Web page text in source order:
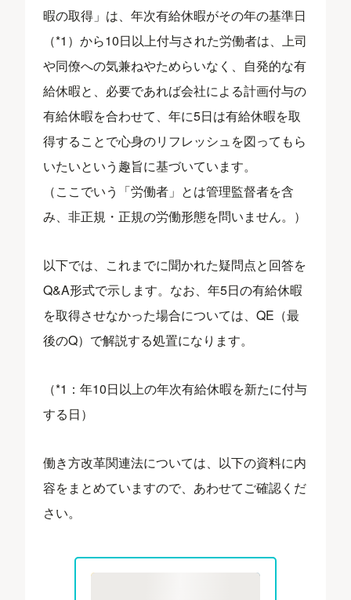
暇の取得」は、年次有給休暇がその年の基準日
（*1）から10日以上付与された労働者は、上司
や同僚への気兼ねやためらいなく、自発的な有
給休暇と、必要であれば会社による計画付与の
有給休暇を合わせて、年に5日は有給休暇を取
得することで心身のリフレッシュを図ってもら
いたいという趣旨に基づいています。
（ここでいう「労働者」とは管理監督者を含
み、非正規・正規の労働形態を問いません。）
以下では、これまでに聞かれた疑問点と回答を
Q&A形式で示します。なお、年5日の有給休暇
を取得させなかった場合については、QE（最
後のQ）で解説する処置になります。
（*1：年10日以上の年次有給休暇を新たに付与
する日）
働き方改革関連法については、以下の資料に内
容をまとめていますので、あわせてご確認くだ
さい。